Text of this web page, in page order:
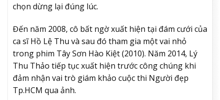
chọn dừng lại đúng lúc.
Đến năm 2008, cô bất ngờ xuất hiện tại đám cưới của
ca sĩ Hồ Lệ Thu và sau đó tham gia một vai nhỏ
trong phim Tây Sơn Hào Kiệt (2010). Năm 2014, Lý
Thu Thảo tiếp tục xuất hiện trước công chúng khi
đảm nhận vai trò giám khảo cuộc thi Người đẹp
Tp.HCM qua ảnh.